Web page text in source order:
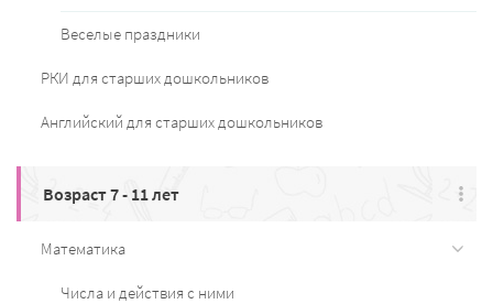
Веселые праздники
РКИ для старших дошкольников
Английский для старших дошкольников
Возраст 7 - 11 лет
Математика
Числа и действия с ними